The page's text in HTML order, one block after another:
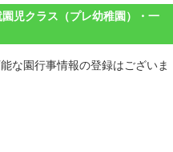
児クラス（プレ幼稚園）・一
な園行事情報の登録はございま